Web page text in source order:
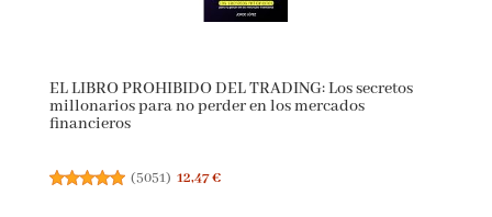
EL LIBRO PROHIBIDO DEL TRADING: Los secretos
millonarios para no perder en los mercados
financieros
(5051) 12,47 €